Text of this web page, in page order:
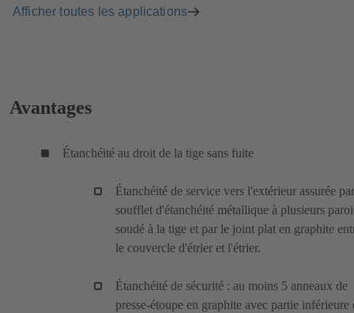
Afficher toutes les applications
Avantages
Étanchéité au droit de la tige sans fuite
Étanchéité de service vers l'extérieur assurée
soufflet d'étanchéité métallique à plusieurs
soudé à la tige et par le joint plat en graphite
le couvercle d'étrier et l'étrier.
Étanchéité de sécurité : au moins 5 anneaux de
presse-étoupe en graphite avec partie inférieure